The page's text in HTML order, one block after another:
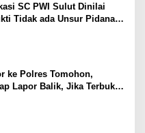
SC PWI Sulut Dinilai
Tidak ada Unsur Pidana
ke Polres Tomohon,
Lapor Balik, Jika Terbukti